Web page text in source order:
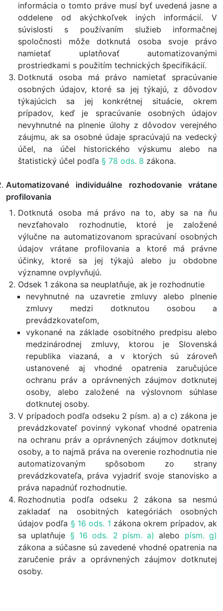
informácia o tomto práve musí byť uvedená jasne a
oddelene od akýchkoľvek iných informácií. V
súvislosti s používaním služieb informačnej
spoločnosti môže dotknutá osoba svoje právo
namietať uplatňovať automatizovanými
prostriedkami s použitím technických špecifikácií.
Dotknutá osoba má právo namietať spracúvanie
osobných údajov, ktoré sa jej týkajú, z dôvodov
týkajúcich sa jej konkrétnej situácie, okrem
prípadov, keď je spracúvanie osobných údajov
nevyhnutné na plnenie úlohy z dôvodov verejného
záujmu, ak sa osobné údaje spracúvajú na vedecký
účel, na účel historického výskumu alebo na
štatistický účel podľa § 78 ods. 8 zákona.
Automatizované individuálne rozhodovanie vrátane
profilovania
Dotknutá osoba má právo na to, aby sa na ňu
nevzťahovalo rozhodnutie, ktoré je založené
výlučne na automatizovanom spracúvaní osobných
údajov vrátane profilovania a ktoré má právne
účinky, ktoré sa jej týkajú alebo ju obdobne
významne ovplyvňujú.
Odsek 1 zákona sa neuplatňuje, ak je rozhodnutie
nevyhnutné na uzavretie zmluvy alebo plnenie
zmluvy medzi dotknutou osobou a
prevádzkovateľom,
vykonané na základe osobitného predpisu alebo
medzinárodnej zmluvy, ktorou je Slovenská
republika viazaná, a v ktorých sú zároveň
ustanovené aj vhodné opatrenia zaručujúce
ochranu práv a oprávnených záujmov dotknutej
osoby, alebo založené na výslovnom súhlase
dotknutej osoby.
V prípadoch podľa odseku 2 písm. a) a c) zákona je
prevádzkovateľ povinný vykonať vhodné opatrenia
na ochranu práv a oprávnených záujmov dotknutej
osoby, a to najmä práva na overenie rozhodnutia nie
automatizovaným spôsobom zo strany
prevádzkovateľa, práva vyjadriť svoje stanovisko a
práva napadnúť rozhodnutie.
Rozhodnutia podľa odseku 2 zákona sa nesmú
zakladať na osobitných kategóriách osobných
údajov podľa § 16 ods. 1 zákona okrem prípadov, ak
sa uplatňuje § 16 ods. 2 písm. a) alebo písm. g)
zákona a súčasne sú zavedené vhodné opatrenia na
zaručenie práv a oprávnených záujmov dotknutej
osoby.